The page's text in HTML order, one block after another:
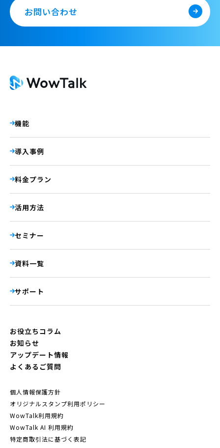
お問い合わせ
機能
導入事例
料金プラン
活用方法
セミナー
資料一覧
サポート
お役立ちコラム
お知らせ
アップデート情報
よくあるご質問
個人情報保護方針
オリジナルスタンプ利用ポリシー
WowTalk利用規約
WowTalk AI 利用規約
特定商取引法に基づく表記